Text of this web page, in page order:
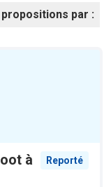
par :
à
Reporté